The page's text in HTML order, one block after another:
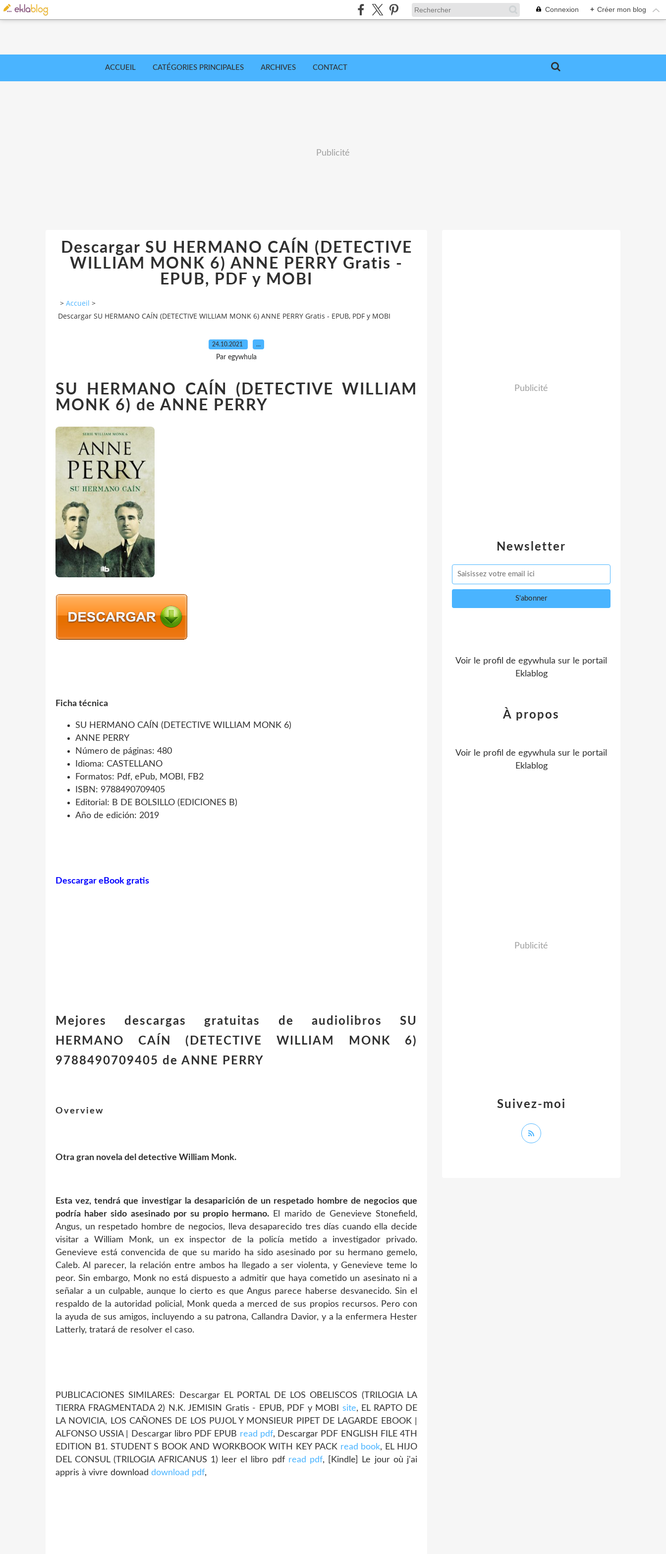
Connexion + Créer mon blog
ACCUEIL CATÉGORIES PRINCIPALES ARCHIVES CONTACT
Publicité
Descargar SU HERMANO CAÍN (DETECTIVE
WILLIAM MONK 6) ANNE PERRY Gratis -
EPUB, PDF y MOBI
> Accueil >
Descargar SU HERMANO CAÍN (DETECTIVE WILLIAM MONK 6) ANNE PERRY Gratis - EPUB, PDF y MOBI
24.10.2021 …
Par egywhula
SU HERMANO CAÍN (DETECTIVE WILLIAM
MONK 6) de ANNE PERRY
Ficha técnica
SU HERMANO CAÍN (DETECTIVE WILLIAM MONK 6)
ANNE PERRY
Número de páginas: 480
Idioma: CASTELLANO
Formatos: Pdf, ePub, MOBI, FB2
ISBN: 9788490709405
Editorial: B DE BOLSILLO (EDICIONES B)
Año de edición: 2019
Descargar eBook gratis
Mejores descargas gratuitas de audiolibros SU
HERMANO CAÍN (DETECTIVE WILLIAM MONK 6)
9788490709405 de ANNE PERRY
Overview
Otra gran novela del detective William Monk.
Esta vez, tendrá que investigar la desaparición de un respetado hombre de negocios que
podría haber sido asesinado por su propio hermano. El marido de Genevieve Stonefield,
Angus, un respetado hombre de negocios, lleva desaparecido tres días cuando ella decide
visitar a William Monk, un ex inspector de la policía metido a investigador privado.
Genevieve está convencida de que su marido ha sido asesinado por su hermano gemelo,
Caleb. Al parecer, la relación entre ambos ha llegado a ser violenta, y Genevieve teme lo
peor. Sin embargo, Monk no está dispuesto a admitir que haya cometido un asesinato ni a
señalar a un culpable, aunque lo cierto es que Angus parece haberse desvanecido. Sin el
respaldo de la autoridad policial, Monk queda a merced de sus propios recursos. Pero con
la ayuda de sus amigos, incluyendo a su patrona, Callandra Davior, y a la enfermera Hester
Latterly, tratará de resolver el caso.
PUBLICACIONES SIMILARES: Descargar EL PORTAL DE LOS OBELISCOS (TRILOGIA LA
TIERRA FRAGMENTADA 2) N.K. JEMISIN Gratis - EPUB, PDF y MOBI site, EL RAPTO DE
LA NOVICIA, LOS CAÑONES DE LOS PUJOL Y MONSIEUR PIPET DE LAGARDE EBOOK |
ALFONSO USSIA | Descargar libro PDF EPUB read pdf, Descargar PDF ENGLISH FILE 4TH
EDITION B1. STUDENT S BOOK AND WORKBOOK WITH KEY PACK read book, EL HIJO
DEL CONSUL (TRILOGIA AFRICANUS 1) leer el libro pdf read pdf, [Kindle] Le jour où j'ai
appris à vivre download download pdf,
Newsletter
Publicité
Voir le profil de egywhula sur le portail
Eklablog
Suivez-moi
À propos
Voir le profil de egywhula sur le portail
Eklablog
Publicité